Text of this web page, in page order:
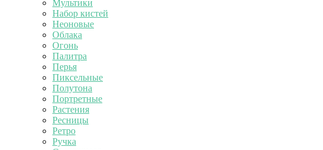
Мультики
Набор кистей
Неоновые
Облака
Огонь
Палитра
Перья
Пиксельные
Полутона
Портретные
Растения
Ресницы
Ретро
Ручка